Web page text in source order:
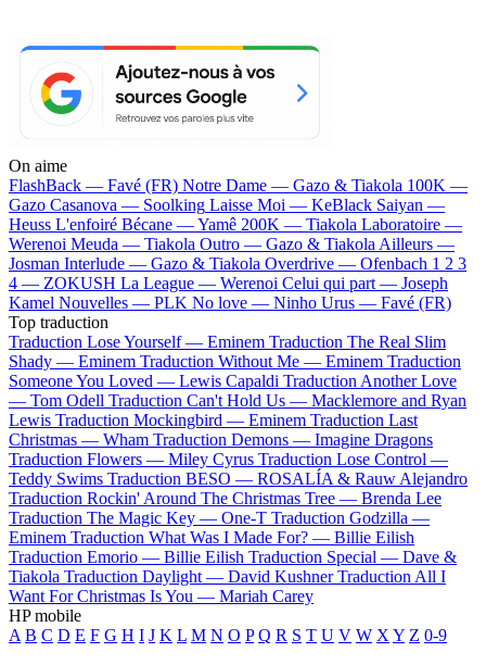
On aime
FlashBack — Favé (FR) Notre Dame — Gazo & Tiakola 100K —
Gazo Casanova — Soolking Laisse Moi — KeBlack Saiyan —
Heuss L'enfoiré Bécane —Yamê 200K — Tiakola Laboratoire —
Werenoi Meuda — Tiakola Outro — Gazo & Tiakola Ailleurs —
Josman Interlude — Gazo & Tiakola Overdrive — Ofenbach 1 2 3
4 — ZOKUSH La League — Werenoi Celui qui part — Joseph
Kamel Nouvelles — PLK No love — Ninho Urus — Favé (FR)
Top traduction
Traduction Lose Yourself — Eminem Traduction The Real Slim
Shady — Eminem Traduction Without Me — Eminem Traduction
Someone You Loved — Lewis Capaldi Traduction Another Love
— Tom Odell Traduction Can't Hold Us — Macklemore and Ryan
Lewis Traduction Mockingbird — Eminem Traduction Last
Christmas — Wham Traduction Demons — Imagine Dragons
Traduction Flowers — Miley Cyrus Traduction Lose Control —
Teddy Swims Traduction BESO — ROSALÍA & Rauw Alejandro
Traduction Rockin' Around The Christmas Tree — Brenda Lee
Traduction The Magic Key — One-T Traduction Godzilla —
Eminem Traduction What Was I Made For? — Billie Eilish
Traduction Emorio — Billie Eilish Traduction Special — Dave &
Tiakola Traduction Daylight — David Kushner Traduction All I
Want For Christmas Is You — Mariah Carey
HP mobile
A B C D E F G H I J K L M N O P Q R S T U V W X Y Z 0-9